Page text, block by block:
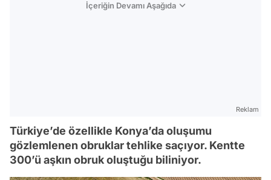
İçeriğin Devamı Aşağıda
Reklam
Türkiye’de özellikle Konya’da oluşumu
gözlemlenen obruklar tehlike saçıyor. Kentte
300’ü aşkın obruk oluştuğu biliniyor.